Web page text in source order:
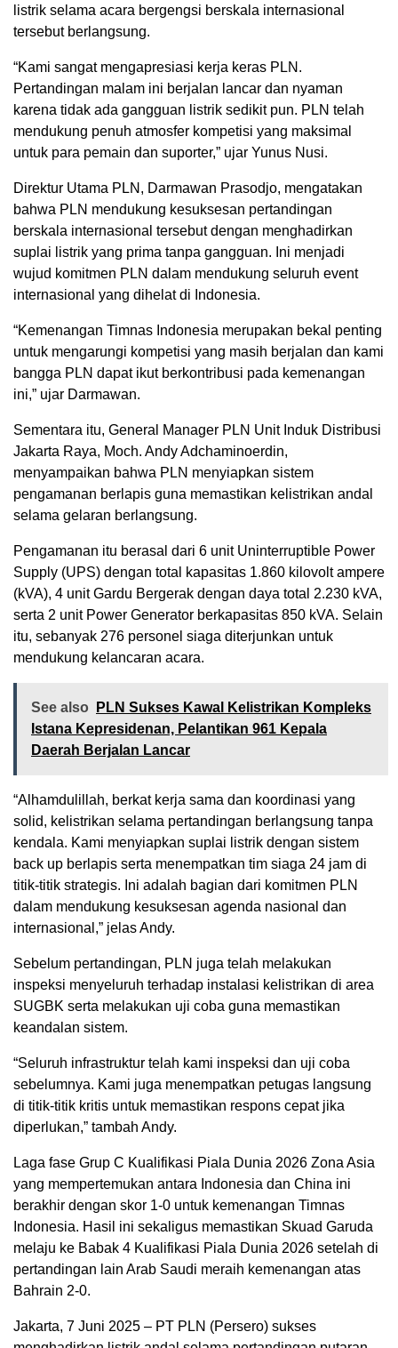
listrik selama acara bergengsi berskala internasional
tersebut berlangsung.
“Kami sangat mengapresiasi kerja keras PLN.
Pertandingan malam ini berjalan lancar dan nyaman
karena tidak ada gangguan listrik sedikit pun. PLN telah
mendukung penuh atmosfer kompetisi yang maksimal
untuk para pemain dan suporter,” ujar Yunus Nusi.
Direktur Utama PLN, Darmawan Prasodjo, mengatakan
bahwa PLN mendukung kesuksesan pertandingan
berskala internasional tersebut dengan menghadirkan
suplai listrik yang prima tanpa gangguan. Ini menjadi
wujud komitmen PLN dalam mendukung seluruh event
internasional yang dihelat di Indonesia.
“Kemenangan Timnas Indonesia merupakan bekal penting
untuk mengarungi kompetisi yang masih berjalan dan kami
bangga PLN dapat ikut berkontribusi pada kemenangan
ini,” ujar Darmawan.
Sementara itu, General Manager PLN Unit Induk Distribusi
Jakarta Raya, Moch. Andy Adchaminoerdin,
menyampaikan bahwa PLN menyiapkan sistem
pengamanan berlapis guna memastikan kelistrikan andal
selama gelaran berlangsung.
Pengamanan itu berasal dari 6 unit Uninterruptible Power
Supply (UPS) dengan total kapasitas 1.860 kilovolt ampere
(kVA), 4 unit Gardu Bergerak dengan daya total 2.230 kVA,
serta 2 unit Power Generator berkapasitas 850 kVA. Selain
itu, sebanyak 276 personel siaga diterjunkan untuk
mendukung kelancaran acara.
See also
PLN Sukses Kawal Kelistrikan Kompleks
Istana Kepresidenan, Pelantikan 961 Kepala
Daerah Berjalan Lancar
“Alhamdulillah, berkat kerja sama dan koordinasi yang
solid, kelistrikan selama pertandingan berlangsung tanpa
kendala. Kami menyiapkan suplai listrik dengan sistem
back up berlapis serta menempatkan tim siaga 24 jam di
titik-titik strategis. Ini adalah bagian dari komitmen PLN
dalam mendukung kesuksesan agenda nasional dan
internasional,” jelas Andy.
Sebelum pertandingan, PLN juga telah melakukan
inspeksi menyeluruh terhadap instalasi kelistrikan di area
SUGBK serta melakukan uji coba guna memastikan
keandalan sistem.
“Seluruh infrastruktur telah kami inspeksi dan uji coba
sebelumnya. Kami juga menempatkan petugas langsung
di titik-titik kritis untuk memastikan respons cepat jika
diperlukan,” tambah Andy.
Laga fase Grup C Kualifikasi Piala Dunia 2026 Zona Asia
yang mempertemukan antara Indonesia dan China ini
berakhir dengan skor 1-0 untuk kemenangan Timnas
Indonesia. Hasil ini sekaligus memastikan Skuad Garuda
melaju ke Babak 4 Kualifikasi Piala Dunia 2026 setelah di
pertandingan lain Arab Saudi meraih kemenangan atas
Bahrain 2-0.
Jakarta, 7 Juni 2025 – PT PLN (Persero) sukses